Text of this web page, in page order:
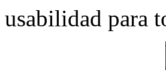
usabilidad para